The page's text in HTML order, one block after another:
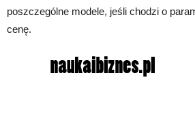
poszczególne modele, jeśli chodzi o
cenę.